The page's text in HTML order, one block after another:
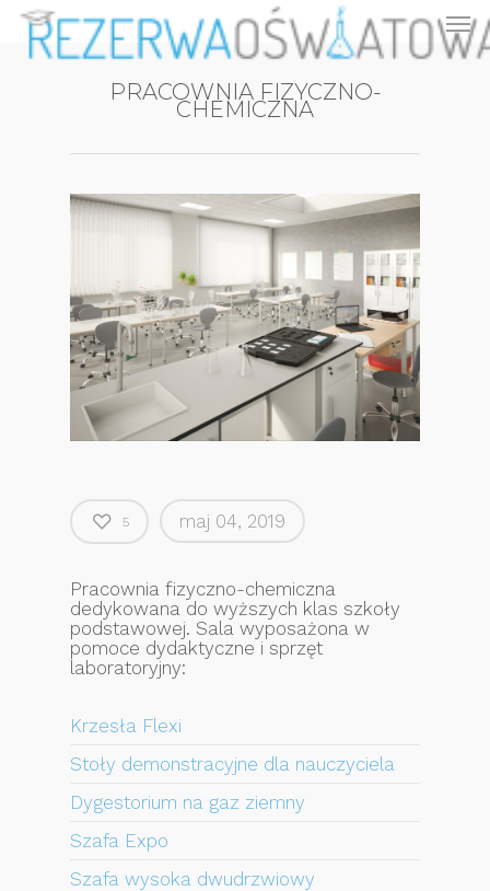
PRACOWNIA FIZYCZNO-
CHEMICZNA
5 maj 04, 2019
Pracownia fizyczno-chemiczna
dedykowana do wyższych klas szkoły
podstawowej. Sala wyposażona w
pomoce dydaktyczne i sprzęt
laboratoryjny:
Krzesła Flexi
Stoły demonstracyjne dla nauczyciela
Dygestorium na gaz ziemny
Szafa Expo
Szafa wysoka dwudrzwiowy